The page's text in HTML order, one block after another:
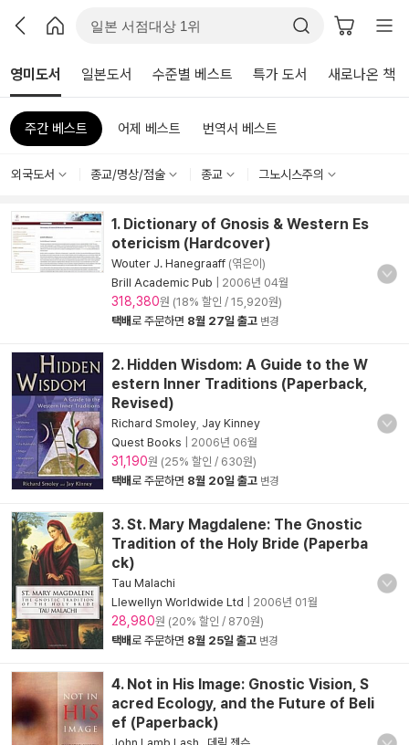
영미도서 일본도서 수준별 베스트 특가 도서 새로나온 책
주간 베스트 어제 베스트 번역서 베스트
외국도서 종교/명상/점술 종교 그노시스주의
1. Dictionary of Gnosis & Western Es
otericism (Hardcover)
Wouter J. Hanegraaff (엮은이)
Brill Academic Pub
2006년 04월
318,380원 (18% 할인 / 15,920원)
택배로 주문하면 8월 27일 출고 변경
2. Hidden Wisdom: A Guide to the W
estern Inner Traditions (Paperback,
Revised)
Richard Smoley Jay Kinney
Quest Books
2006년 06월
31,190원 (25% 할인 / 630원)
택배로 주문하면 8월 20일 출고 변경
3. St. Mary Magdalene: The Gnostic
Tradition of the Holy Bride (Paperba
ck)
Tau Malachi
Llewellyn Worldwide Ltd
2006년 01월
28,980원 (20% 할인 / 870원)
택배로 주문하면 8월 25일 출고 변경
4. Not in His Image: Gnostic Vision, S
acred Ecology, and the Future of Beli
ef (Paperback)